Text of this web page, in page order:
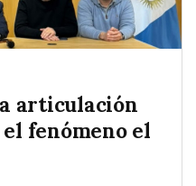
articulación
fenómeno el